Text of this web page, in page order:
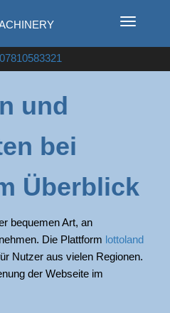
T
g
i
g
i
o
07810583321
und
bei
Überblick
bequemen Art, an
Die Plattform lottoland
Nutzer aus vielen Regionen.
der Webseite im